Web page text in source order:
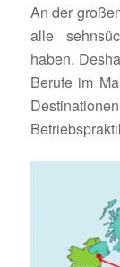
An der
alle
haben.
Berufe im